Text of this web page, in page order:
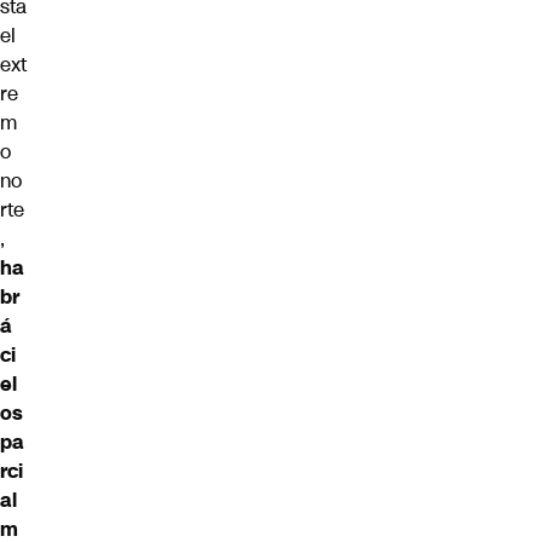
sta
el
ext
re
m
o
no
rte
,
ha
br
á
ci
el
os
pa
rci
al
m